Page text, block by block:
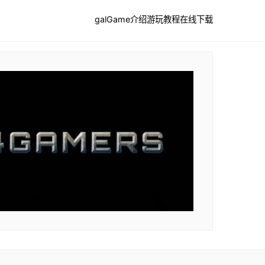
galGame介绍游玩教程在线下载